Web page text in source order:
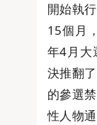
開始執
15個月
年4月大
決推翻
的參選
性人物